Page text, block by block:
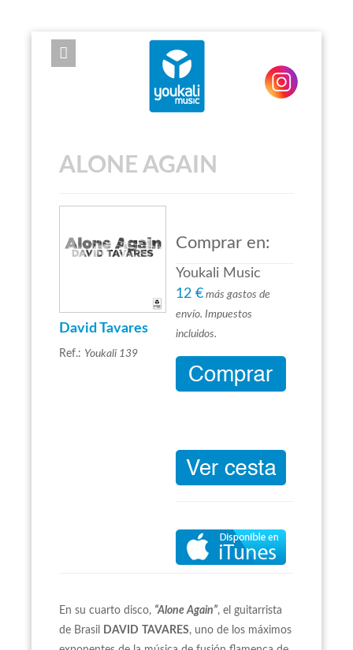
EXPOSE FRAMEWORK FOR JOOMLA 2.5 AND 3.0+
ALONE AGAIN
David Tavares
Ref.: Youkali 139
Comprar en:
Youkali Music
12 € más gastos de
envío. Impuestos
incluidos.
En su cuarto disco, “Alone Again”, el guitarrista
de Brasil
DAVID TAVARES, uno de los máximos